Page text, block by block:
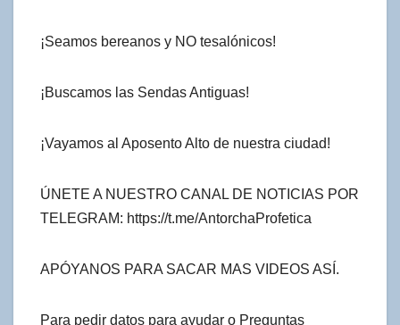
¡Seamos bereanos y NO tesalónicos!
¡Buscamos las Sendas Antiguas!
¡Vayamos al Aposento Alto de nuestra ciudad!
ÚNETE A NUESTRO CANAL DE NOTICIAS POR
TELEGRAM: https://t.me/AntorchaProfetica
APÓYANOS PARA SACAR MAS VIDEOS ASÍ.
Para pedir datos para ayudar o Preguntas